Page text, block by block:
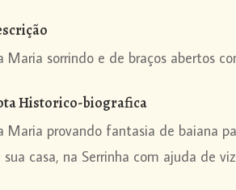
Maria sorrindo e de braços abertos
Historico-biografica
Maria provando fantasia de baiana
sua casa, na Serrinha com ajuda de